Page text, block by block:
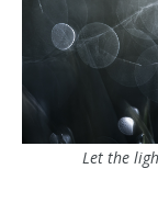
Let the